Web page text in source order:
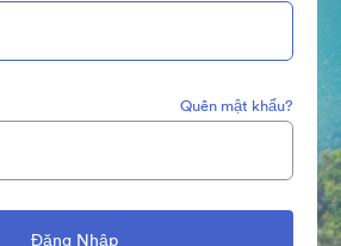
Quên mật khẩu?